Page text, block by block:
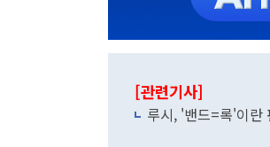
[관련기사]
루시, '밴드=록'이